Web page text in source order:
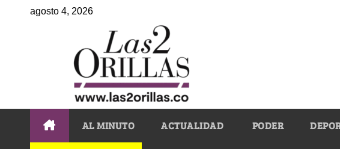
agosto 4, 2026
AL MINUTO ACTUALIDAD PODER